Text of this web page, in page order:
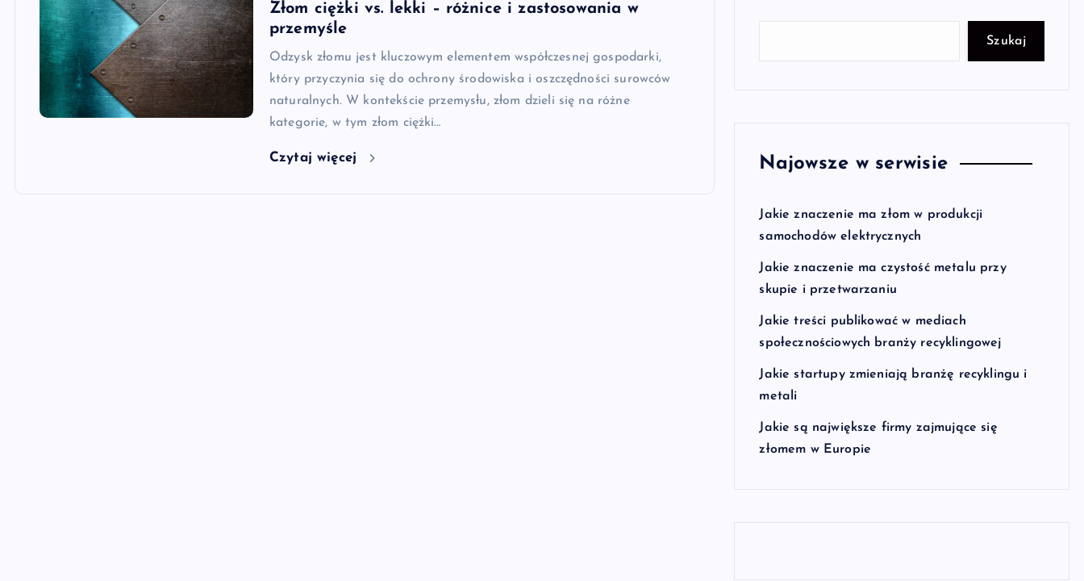
Złom ciężki vs. lekki – różnice i zastosowania w
przemyśle
Odzysk złomu jest kluczowym elementem współczesnej gospodarki,
który przyczynia się do ochrony środowiska i oszczędności surowców
naturalnych. W kontekście przemysłu, złom dzieli się na różne
kategorie, w tym złom ciężki…
Czytaj więcej
Szukaj
Najowsze w serwisie
Jakie znaczenie ma złom w produkcji
samochodów elektrycznych
Jakie znaczenie ma czystość metalu przy
skupie i przetwarzaniu
Jakie treści publikować w mediach
społecznościowych branży recyklingowej
Jakie startupy zmieniają branżę recyklingu i
metali
Jakie są największe firmy zajmujące się
złomem w Europie